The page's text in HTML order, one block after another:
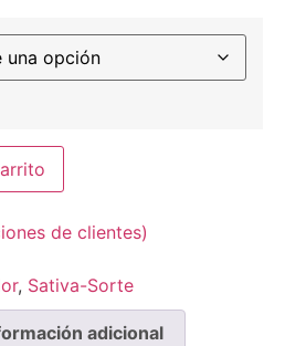
de clientes)
, Sativa-Sorte
adicional